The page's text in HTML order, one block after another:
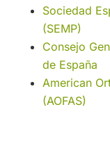
Sociedad
(SEMP)
Consejo
de España
American
(AOFAS)